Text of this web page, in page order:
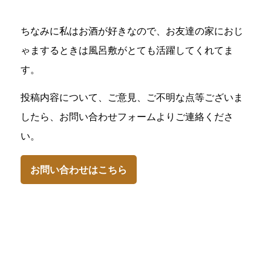
ちなみに私はお酒が好きなので、お友達の家におじ
ゃまするときは風呂敷がとても活躍してくれてま
す。
投稿内容について、ご意見、ご不明な点等ございま
したら、お問い合わせフォームよりご連絡くださ
い。
お問い合わせはこちら